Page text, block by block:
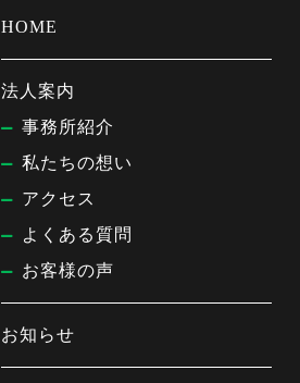
HOME
法人案内
事務所紹介
私たちの想い
アクセス
よくある質問
お客様の声
お知らせ